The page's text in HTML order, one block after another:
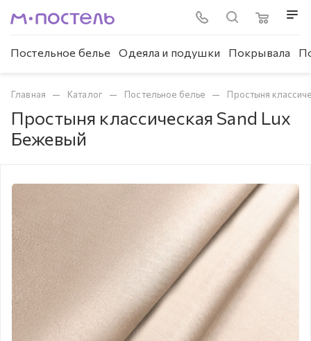
Постельное белье Одеяла и подушки Покрывала
Главная — Каталог — Постельное белье — Простыня
Простыня классическая Sand Lux
Бежевый